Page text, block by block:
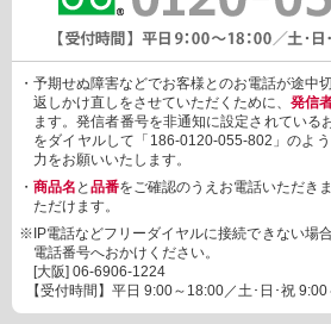
・予期せぬ障害などでお客様とのお電話が途中
返しかけ直しをさせていただくために、 発信
ます。発信者番号を非通知に設定されている
をダイヤルして「186-0120-055-802」のよ
力をお願いいたします。
・ 商品名 と 品番をご確認のうえお電話いただき
ただけます。
※IP電話などフリーダイヤルに接続できない場
電話番号へおかけください。
[大阪] 06-6906-1224
【受付時間】平日 9:00～18:00／土･日･祝